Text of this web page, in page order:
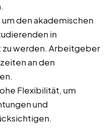
um den akademischen
in
zu werden. Arbeitgeber
an den
Flexibilität, um
und